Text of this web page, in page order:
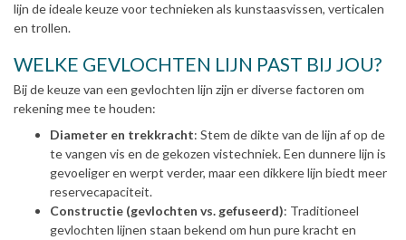
lijn de ideale keuze voor technieken als kunstaasvissen, verticalen
en trollen.
WELKE GEVLOCHTEN LIJN PAST BIJ JOU?
Bij de keuze van een gevlochten lijn zijn er diverse factoren om
rekening mee te houden:
Diameter en trekkracht: Stem de dikte van de lijn af op de
te vangen vis en de gekozen vistechniek. Een dunnere lijn is
gevoeliger en werpt verder, maar een dikkere lijn biedt meer
reservecapaciteit.
Constructie (gevlochten vs. gefuseerd): Traditioneel
gevlochten lijnen staan bekend om hun pure kracht en